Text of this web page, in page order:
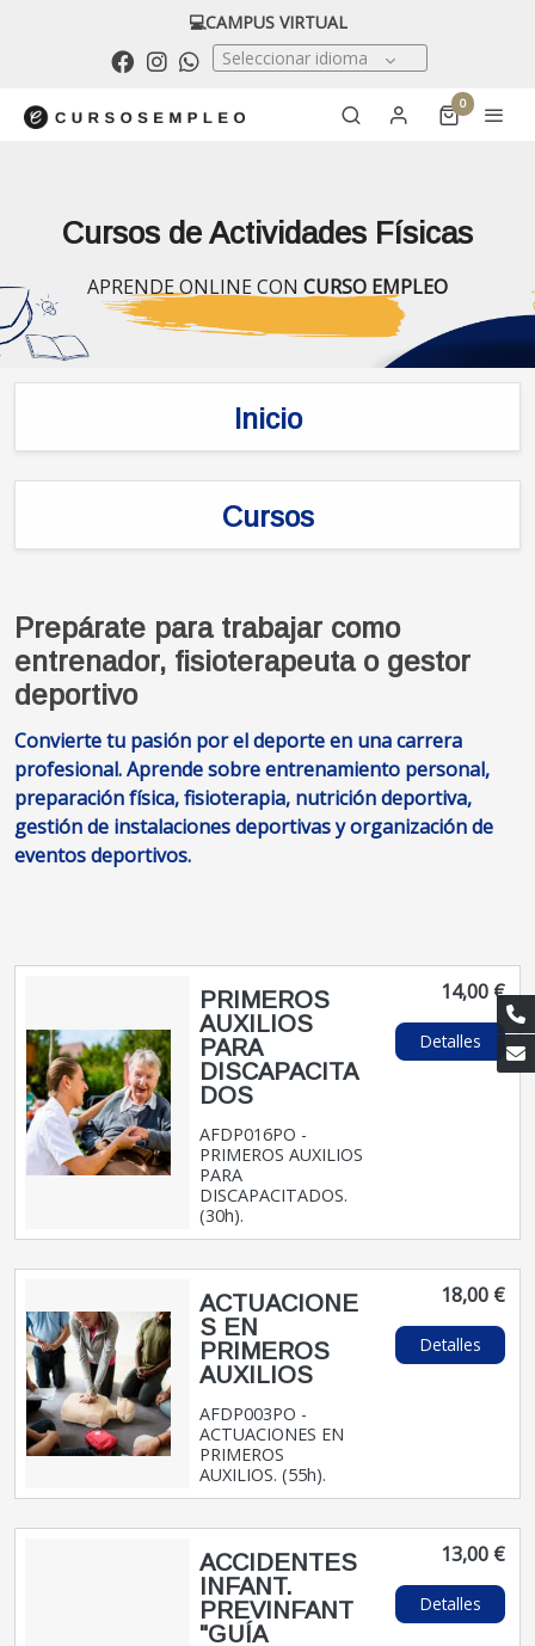
💻CAMPUS VIRTUAL
Seleccionar idioma
0
Cursos de Actividades Físicas
APRENDE ONLINE CON CURSO EMPLEO
Inicio
Cursos
Prepárate para trabajar como
entrenador, fisioterapeuta o gestor
deportivo
Convierte tu pasión por el deporte en una carrera
profesional. Aprende sobre entrenamiento personal,
preparación física, fisioterapia, nutrición deportiva,
gestión de instalaciones deportivas y organización de
eventos deportivos.
PRIMEROS
AUXILIOS
PARA
DISCAPACITA
DOS
AFDP016PO -
PRIMEROS AUXILIOS
PARA
DISCAPACITADOS.
(30h).
14,00 €
Detalles
ACTUACIONE
S EN
PRIMEROS
AUXILIOS
AFDP003PO -
ACTUACIONES EN
PRIMEROS
AUXILIOS. (55h).
18,00 €
Detalles
ACCIDENTES
INFANT.
PREVINFANT
"GUÍA
13,00 €
Detalles